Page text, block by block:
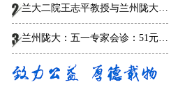
兰大二院王志平教授与兰州陇大男科医院专家共话男科规范、创新诊疗，
兰州陇大：五一专家会诊：51元泌尿男科惠民普查